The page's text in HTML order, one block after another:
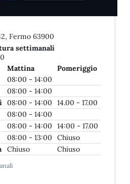
Fermo 63900
settimanali
Mattina
Pomeriggio
08:00 - 14:00
08:00 - 14:00
08:00 - 14:00
14.00 - 17.00
08:00 - 14:00
08:00 - 14:00
14:00 - 17.00
08:00 - 13:00
Chiuso
Chiuso Chiuso